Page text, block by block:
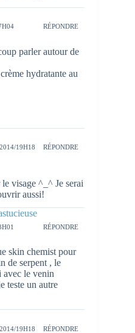
RÉPONDRE
parler autour de
hydratante au
19H18 RÉPONDRE
visage ^_^ Je serai
aussi!
RÉPONDRE
skin chemist pour
de serpent , le
avec le venin
teste un autre
19H18 RÉPONDRE